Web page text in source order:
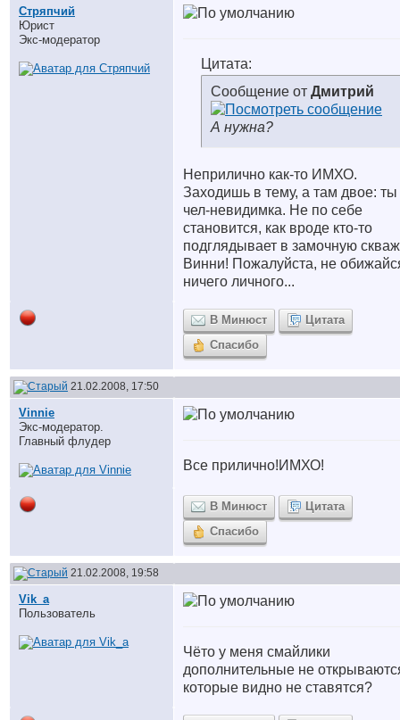
Стряпчий
Юрист
Экс-модератор
Цитата:
Сообщение от Дмитрий
А нужна?
Неприлично как-то ИМХО.
Заходишь в тему, а там двое: ты
чел-невидимка. Не по себе
становится, как вроде кто-то
подглядывает в замочную
Винни! Пожалуйста, не
ничего личного...
В Минюст
Цитата
Спасибо
21.02.2008, 17:50
Vinnie
Экс-модератор.
Главный флудер
Все прилично!ИМХО!
В Минюст
Цитата
Спасибо
21.02.2008, 19:58
Vik_a
Пользователь
Чёто у меня смайлики
дополнительные не
которые видно не ставятся?